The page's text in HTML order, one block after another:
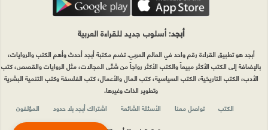
أبجد: أسلوب جديد للقراءة العربية
أبجد هو تطبيق القراءة رقم واحد في العالم العربي. تضم مكتبة أبجد أحدث وأهم الكتب والروايات،
بالإضافة إلى الكتب الأكثر مبيعاً والكتب الأكثر رواجاً من شتّى المجالات، مثل الروايات والقصص، كتب
الأدب، الكتب التاريخية، الكتب السياسية، كتب المال والأعمال، كتب الفلسفة وكتب التنمية البشرية
وتطوير الذات وغيرها.
الكتب
تواصل معنا الأسئلة الشائعة اشتراك أبجد بلا حدود
المؤلفون